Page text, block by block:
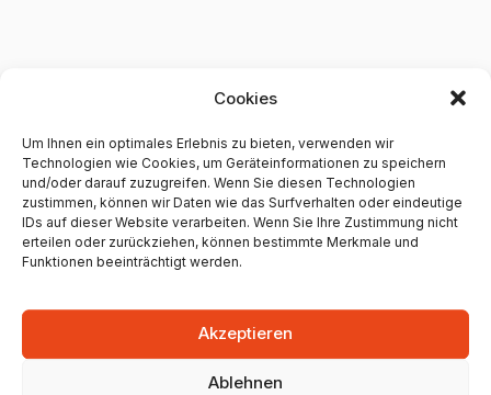
Cookies
Um Ihnen ein optimales Erlebnis zu bieten, verwenden wir
Technologien wie Cookies, um Geräteinformationen zu speichern
und/oder darauf zuzugreifen. Wenn Sie diesen Technologien
zustimmen, können wir Daten wie das Surfverhalten oder eindeutige
IDs auf dieser Website verarbeiten. Wenn Sie Ihre Zustimmung nicht
erteilen oder zurückziehen, können bestimmte Merkmale und
Funktionen beeinträchtigt werden.
Akzeptieren
Ablehnen
Weitere Yoga Studios in Mainz
Andrea Euler − Yoga.
Gesundheit. Coaching
+49 176 83697896
0 Google Bewertungen
Unternehmen anzeigen